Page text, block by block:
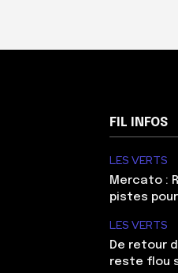
FIL INFOS
LES VERTS
Mercato :
pistes
LES VERTS
De retour
reste flou